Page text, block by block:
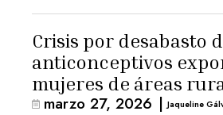
Crisis por desabasto
anticonceptivos
mujeres de áreas
marzo 27, 2026 | Jaqueline